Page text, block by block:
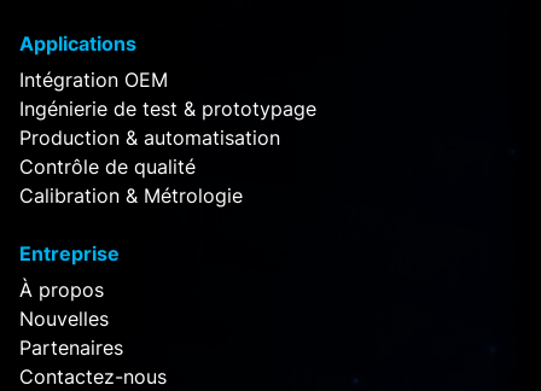
Applications
Intégration OEM
Ingénierie de test & prototypage
Production & automatisation
Contrôle de qualité
Calibration & Métrologie
Entreprise
À propos
Nouvelles
Partenaires
Contactez-nous